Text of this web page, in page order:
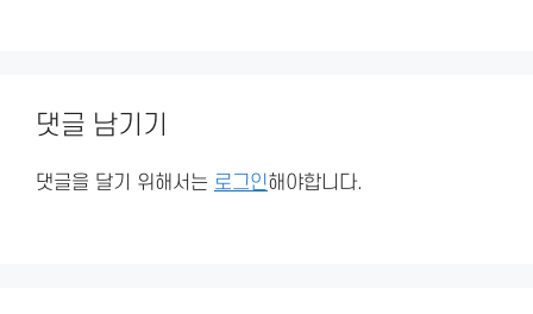
댓글 남기기
댓글을 달기 위해서는 로그인해야합니다.